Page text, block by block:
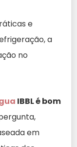
e
a
no
IBBL é bom
em